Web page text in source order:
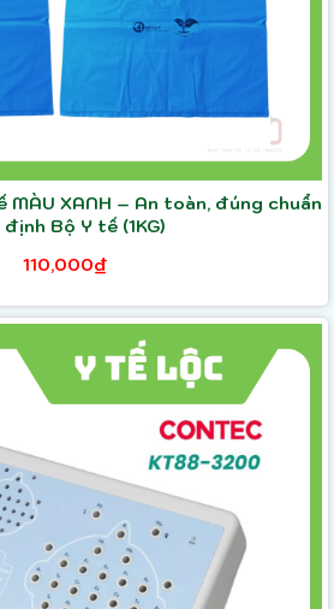
quy định Bộ Y tế (1KG)
110,000₫